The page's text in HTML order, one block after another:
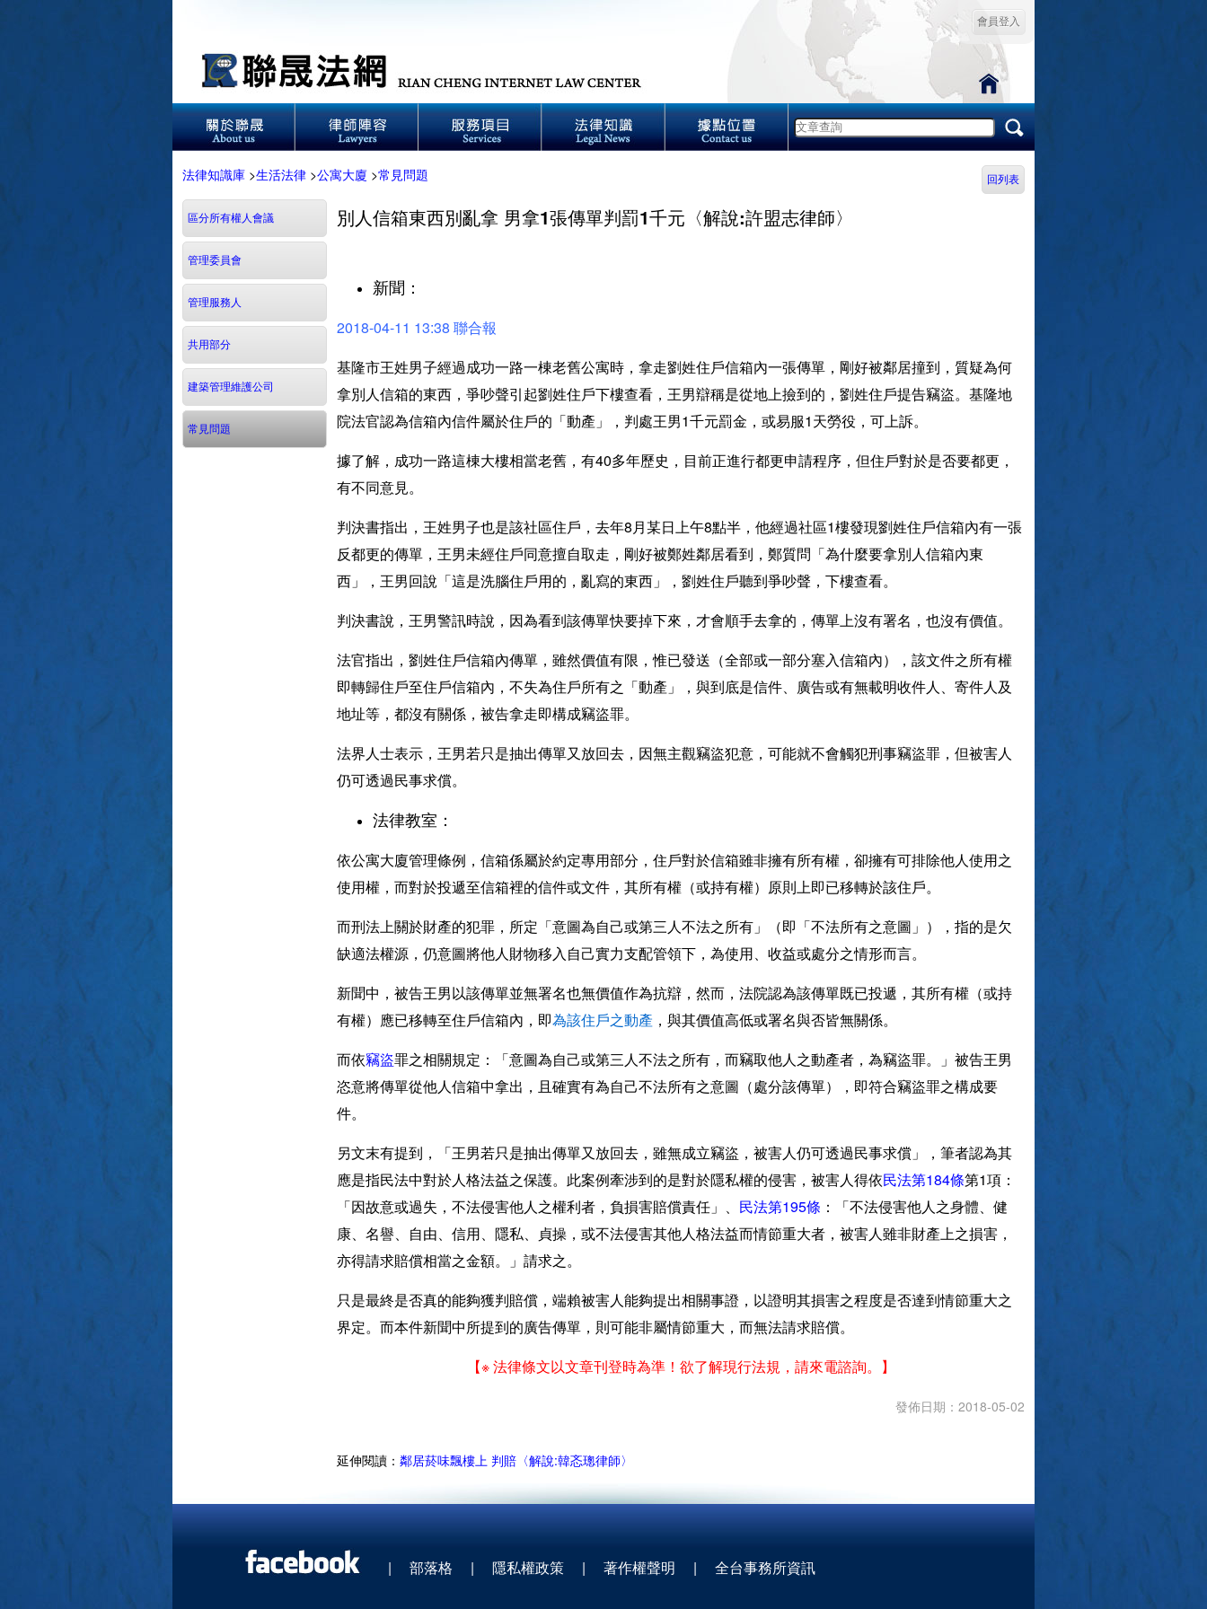
會員登入
法律知識庫 >生活法律 >公寓大廈 >常見問題 回列表
區分所有權人會議
管理委員會
管理服務人
共用部分
建築管理維護公司
常見問題
別人信箱東西別亂拿 男拿1張傳單判罰1千元〈解說:許盟志律師〉
新聞：
2018-04-11 13:38 聯合報
基隆市王姓男子經過成功一路一棟老舊公寓時，拿走劉姓住戶信箱內一張傳單，剛好被鄰居撞到，質疑為何
拿別人信箱的東西，爭吵聲引起劉姓住戶下樓查看，王男辯稱是從地上撿到的，劉姓住戶提告竊盜。基隆地
院法官認為信箱內信件屬於住戶的「動產」，判處王男1千元罰金，或易服1天勞役，可上訴。
據了解，成功一路這棟大樓相當老舊，有40多年歷史，目前正進行都更申請程序，但住戶對於是否要都更，
有不同意見。
判決書指出，王姓男子也是該社區住戶，去年8月某日上午8點半，他經過社區1樓發現劉姓住戶信箱內有一張
反都更的傳單，王男未經住戶同意擅自取走，剛好被鄭姓鄰居看到，鄭質問「為什麼要拿別人信箱內東
西」，王男回說「這是洗腦住戶用的，亂寫的東西」，劉姓住戶聽到爭吵聲，下樓查看。
判決書說，王男警訊時說，因為看到該傳單快要掉下來，才會順手去拿的，傳單上沒有署名，也沒有價值。
法官指出，劉姓住戶信箱內傳單，雖然價值有限，惟已發送（全部或一部分塞入信箱內），該文件之所有權
即轉歸住戶至住戶信箱內，不失為住戶所有之「動產」，與到底是信件、廣告或有無載明收件人、寄件人及
地址等，都沒有關係，被告拿走即構成竊盜罪。
法界人士表示，王男若只是抽出傳單又放回去，因無主觀竊盜犯意，可能就不會觸犯刑事竊盜罪，但被害人
仍可透過民事求償。
法律教室：
依公寓大廈管理條例，信箱係屬於約定專用部分，住戶對於信箱雖非擁有所有權，卻擁有可排除他人使用之
使用權，而對於投遞至信箱裡的信件或文件，其所有權（或持有權）原則上即已移轉於該住戶。
而刑法上關於財產的犯罪，所定「意圖為自己或第三人不法之所有」（即「不法所有之意圖」），指的是欠
缺適法權源，仍意圖將他人財物移入自己實力支配管領下，為使用、收益或處分之情形而言。
新聞中，被告王男以該傳單並無署名也無價值作為抗辯，然而，法院認為該傳單既已投遞，其所有權（或持
有權）應已移轉至住戶信箱內，即為該住戶之動產 ，與其價值高低或署名與否皆無關係。
而依竊盜罪之相關規定：「意圖為自己或第三人不法之所有，而竊取他人之動產者，為竊盜罪。」被告王男
恣意將傳單從他人信箱中拿出，且確實有為自己不法所有之意圖（處分該傳單），即符合竊盜罪之構成要
件。
另文末有提到，「王男若只是抽出傳單又放回去，雖無成立竊盜，被害人仍可透過民事求償」，筆者認為其
應是指民法中對於人格法益之保護。此案例牽涉到的是對於隱私權的侵害，被害人得依民法第184條第1項：
「因故意或過失，不法侵害他人之權利者，負損害賠償責任」、 民法第195條 ：「不法侵害他人之身體、健
康、名譽、自由、信用、隱私、貞操，或不法侵害其他人格法益而情節重大者，被害人雖非財產上之損害，
亦得請求賠償相當之金額。」請求之。
只是最終是否真的能夠獲判賠償，端賴被害人能夠提出相關事證，以證明其損害之程度是否達到情節重大之
界定。而本件新聞中所提到的廣告傳單，則可能非屬情節重大，而無法請求賠償。
【※ 法律條文以文章刊登時為準！欲了解現行法規，請來電諮詢。】
發佈日期：2018-05-02
延伸閱讀： 鄰居菸味飄樓上 判賠〈解說:韓忞璁律師〉
| 部落格 | 隱私權政策 | 著作權聲明 | 全台事務所資訊